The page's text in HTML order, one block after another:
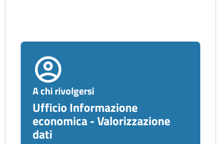
A chi rivolgersi
Ufficio Informazione
economica - Valorizzazione
dati